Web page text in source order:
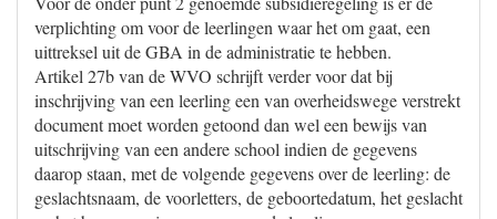
verplichting om voor de leerlingen waar het om gaat, een
uittreksel uit de GBA in de administratie te hebben.
Artikel 27b van de WVO schrijft verder voor dat bij
inschrijving van een leerling een van overheidswege verstrekt
document moet worden getoond dan wel een bewijs van
uitschrijving van een andere school indien de gegevens
daarop staan, met de volgende gegevens over de leerling: de
geslachtsnaam, de voorletters, de geboortedatum, het geslacht